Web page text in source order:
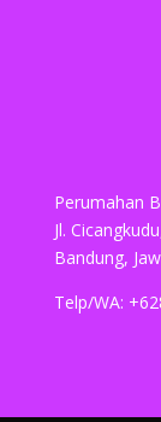
Perumahan
Jl.
Bandung,
Telp/WA: